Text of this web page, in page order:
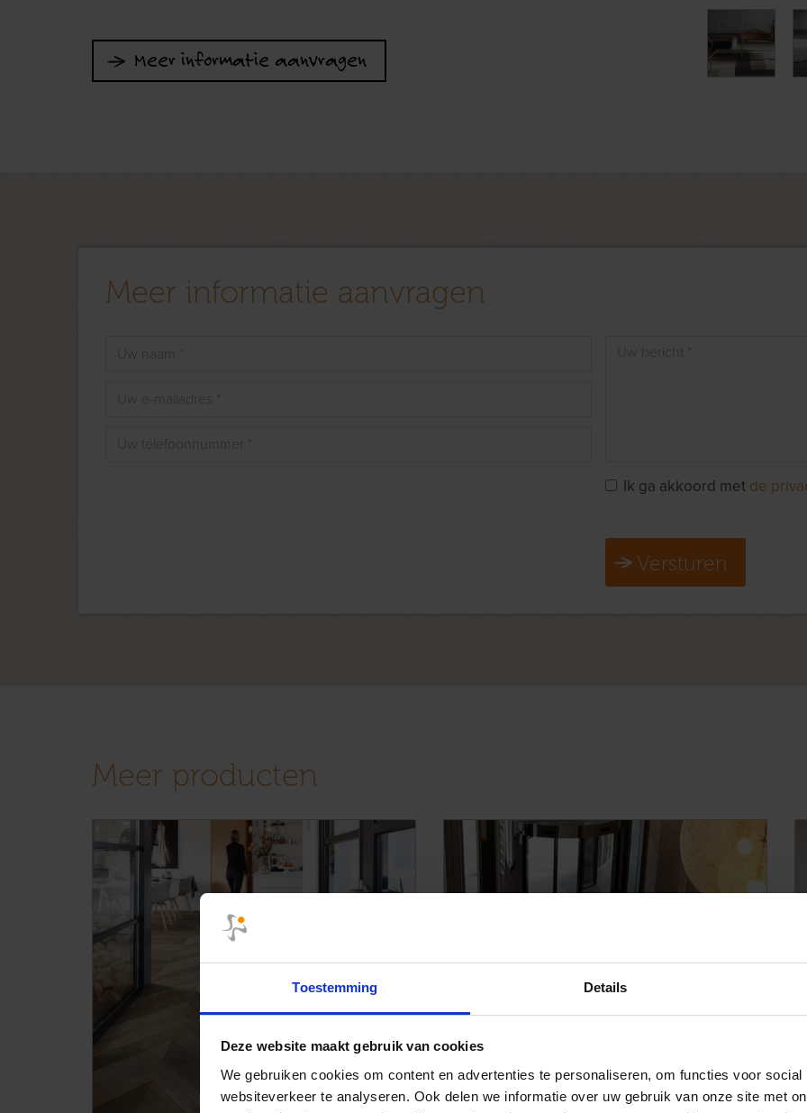
Toestemming Details
Deze website maakt gebruik van cookies
We gebruiken cookies om content en advertenties te personaliseren, om functies voor
websiteverkeer te analyseren. Ook delen we informatie over uw gebruik van onze site met
Meer informatie aanvragen
Meer informatie aanvragen
Ik ga akkoord met de
Versturen
Meer producten